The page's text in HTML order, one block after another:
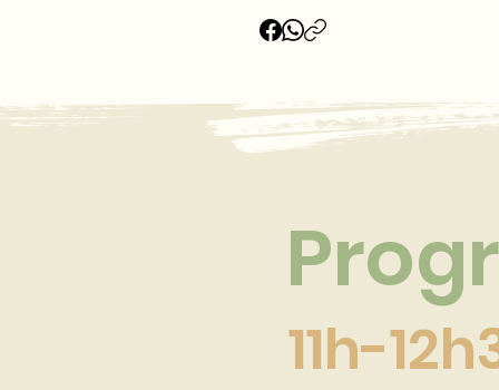
11h-